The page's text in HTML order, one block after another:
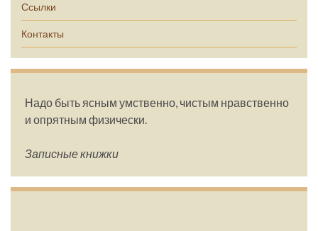
Ссылки
Контакты
Надо быть ясным умственно, чистым нравственно
и опрятным физически.
Записные книжки